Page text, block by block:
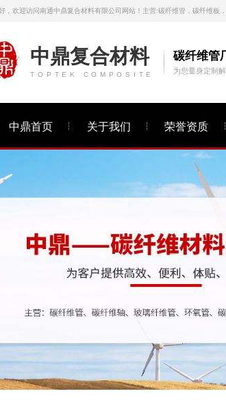
，欢迎访问南通中鼎复合材料有限公司网站！主营:碳纤维管，碳纤维板
中鼎复合材料
TOPTEK COMPOSITE
碳纤维管
为您量身定制
中鼎首页 关于我们 荣誉资质